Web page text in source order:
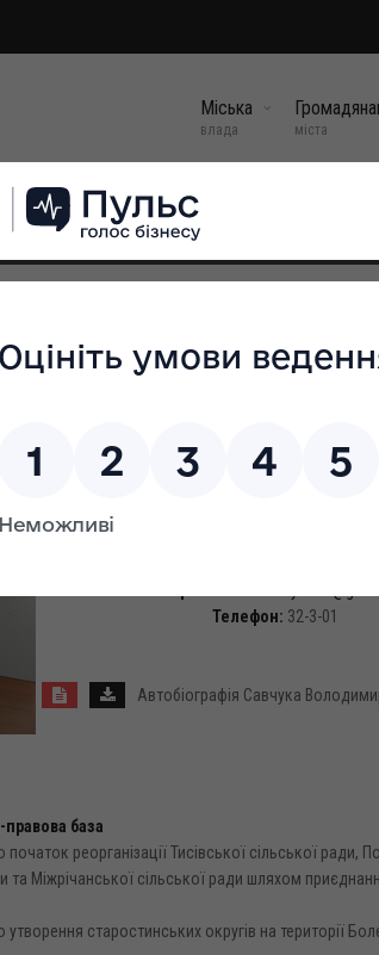
Міська
влада міста
обл., Калуський район, Болехівська міська
Телефон: 32-3-01
Автобіографія Савчука
база
реорганізації Тисівської сільської ради,
та Міжрічанської сільської ради шляхом
старостинських округів на території